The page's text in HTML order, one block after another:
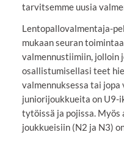
tarvitsemme uusia
Lentopallovalmentaja-
mukaan seuran
valmennustiimiin, jolloin
osallistumisellasi teet
valmennuksessa tai
juniorijoukkueita on
tytöissä ja pojissa.
joukkueisiin (N2 ja N3)